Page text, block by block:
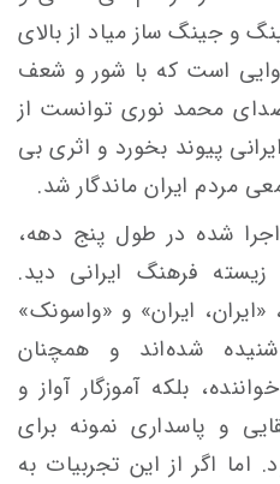
و جینگ ساز میاد از بالای
است که با شور و شعف
محمد نوری توانست از
پیوند بخورد و اثری بی
مردم ایران ماندگار شد.
بیش از ۳۰۰ اثر اجرا شده در طول پنج دهه،
فرهنگ ایرانی دید.
ایران» و «واسونک»
شده‌اند و همچنان
بلکه آموزگار آواز و
و پاسداری نمونه برای
اما اگر از این تجربیات به